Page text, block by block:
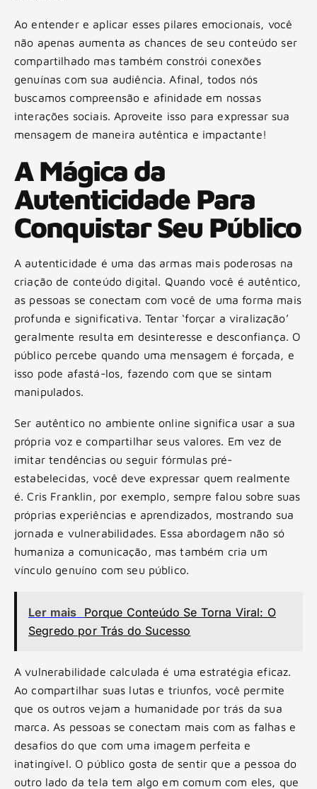
Ao entender e aplicar esses pilares emocionais, você
não apenas aumenta as chances de seu conteúdo ser
compartilhado mas também constrói conexões
genuínas com sua audiência. Afinal, todos nós
buscamos compreensão e afinidade em nossas
interações sociais. Aproveite isso para expressar sua
mensagem de maneira autêntica e impactante!
A Mágica da
Autenticidade Para
Conquistar Seu Público
A autenticidade é uma das armas mais poderosas na
criação de conteúdo digital. Quando você é autêntico,
as pessoas se conectam com você de uma forma mais
profunda e significativa. Tentar ‘forçar a viralização’
geralmente resulta em desinteresse e desconfiança. O
público percebe quando uma mensagem é forçada, e
isso pode afastá-los, fazendo com que se sintam
manipulados.
Ser autêntico no ambiente online significa usar a sua
própria voz e compartilhar seus valores. Em vez de
imitar tendências ou seguir fórmulas pré-
estabelecidas, você deve expressar quem realmente
é. Cris Franklin, por exemplo, sempre falou sobre suas
próprias experiências e aprendizados, mostrando sua
jornada e vulnerabilidades. Essa abordagem não só
humaniza a comunicação, mas também cria um
vínculo genuíno com seu público.
Ler mais Porque Conteúdo Se Torna Viral: O
Segredo por Trás do Sucesso
A vulnerabilidade calculada é uma estratégia eficaz.
Ao compartilhar suas lutas e triunfos, você permite
que os outros vejam a humanidade por trás da sua
marca. As pessoas se conectam mais com as falhas e
desafios do que com uma imagem perfeita e
inatingível. O público gosta de sentir que a pessoa do
outro lado da tela tem algo em comum com eles, que